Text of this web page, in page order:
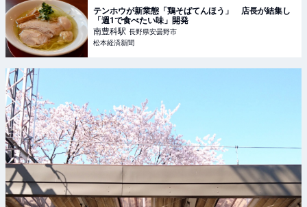
テンホウが新業態「鶏そばてんほう」 店長が結集し
「週1で食べたい味」開発
南豊科駅 長野県安曇野市
松本経済新聞